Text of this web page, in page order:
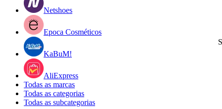
Netshoes
Epoca Cosméticos
KaBuM!
AliExpress
Todas as marcas
Todas as categorias
Todas as subcategorias